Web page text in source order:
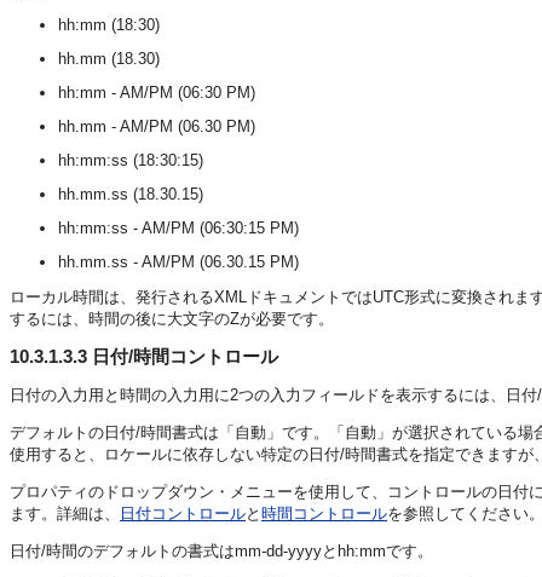
hh:mm (18:30)
hh.mm (18.30)
hh:mm - AM/PM (06:30 PM)
hh.mm - AM/PM (06.30 PM)
hh:mm:ss (18:30:15)
hh.mm.ss (18.30.15)
hh:mm:ss - AM/PM (06:30:15 PM)
hh.mm.ss - AM/PM (06.30.15 PM)
ローカル時間は、発行されるXMLドキュメントではUTC形式に変換されま
するには、時間の後に大文字のZが必要です。
10.3.1.3.3 日付/時間コントロール
日付の入力用と時間の入力用に2つの入力フィールドを表示するには、日
デフォルトの日付/時間書式は「自動」です。「自動」が選択されている
使用すると、ロケールに依存しない特定の日付/時間書式を指定できますが
プロパティのドロップダウン・メニューを使用して、コントロールの日
ます。詳細は、
日付コントロールと 時間コントロールを参照してください
日付/時間のデフォルトの書式はmm-dd-yyyyとhh:mmです。